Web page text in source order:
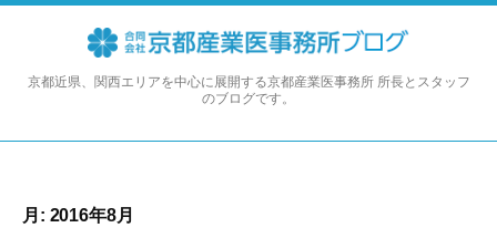
コ
京都近県、関西エリアを中心に展開する京都産業医事務所 所長とスタッフ
のブログです。
月: 2016年8月